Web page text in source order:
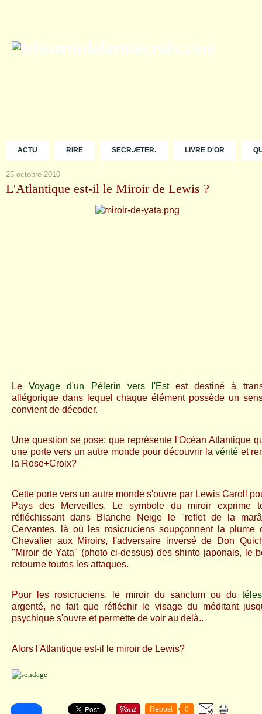
ACTU RIRE SECR.ÆTER. LIVRE D'OR
25 octobre 2010
L'Atlantique est-il le Miroir de Lewis ?
LeVoyage d'un Pélerin vers l'Estest destiné à
allégorique dans lequel chaque élément possède un
convient de décoder.
Une question se pose: que représente l'Océan Atlantique
une porte vers un autre monde pour découvrir lavérité et
la Rose+Croix?
Cette porte vers un autre monde s'ouvre par Lewis Caroll
Pays des Merveilles. Le symbole du miroir exprime
réfléchissant dans Blanche Neige le "reflet de la
Cervantes, là où les rosicruciens soupçonnent la plume
Chevalier aux Miroirs, l'adversaire inversé de Don
"Miroir de Yata" (photo ci-dessus) des shinto japonais, le
retourne toutes les attaques.
Pour les rosicruciens, le miroir du sanctum ou du
argenté, ne fait que réfléchir le visage du méditant
psychique s'ouvre et permette de voir au delà..
Alors l'Atlantique est-il le miroir de Lewis?
Repost 0